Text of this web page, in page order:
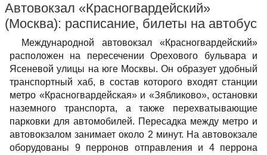
Автовокзал «Красногвардейский»
(Москва): расписание, билеты на автобус
Международной автовокзал «Красногвардейский»
расположен на пересечении Орехового бульвара и
Ясеневой улицы на юге Москвы. Он образует удобный
транспортный хаб, в состав которого входят станции
метро «Красногвардейская» и «Зябликово», остановки
наземного транспорта, а также перехватывающие
парковки для автомобилей. Пересадка между метро и
автовокзалом занимает около 2 минут. На автовокзале
оборудованы 9 перронов отправления и 4 перрона